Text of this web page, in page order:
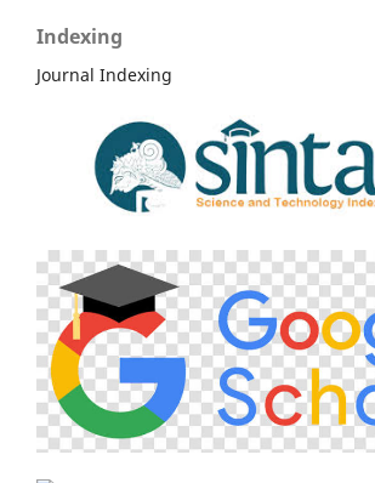
Indexing
Journal Indexing